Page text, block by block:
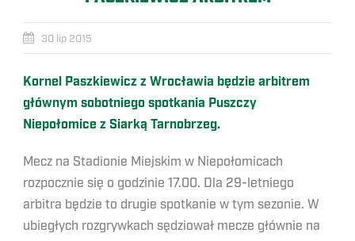
30 lip 2015
Kornel Paszkiewicz z Wrocławia będzie arbitrem
głównym sobotniego spotkania Puszczy
Niepołomice z Siarką Tarnobrzeg.
Mecz na Stadionie Miejskim w Niepołomicach
rozpocznie się o godzinie 17.00. Dla 29-letniego
arbitra będzie to drugie spotkanie w tym sezonie. W
ubiegłych rozgrywkach sędziował mecze głównie na